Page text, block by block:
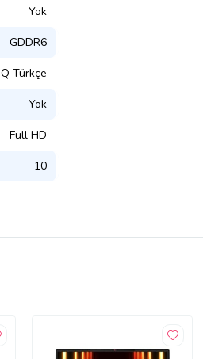
Yok
GDDR6
Q Türkçe
Yok
Full HD
10